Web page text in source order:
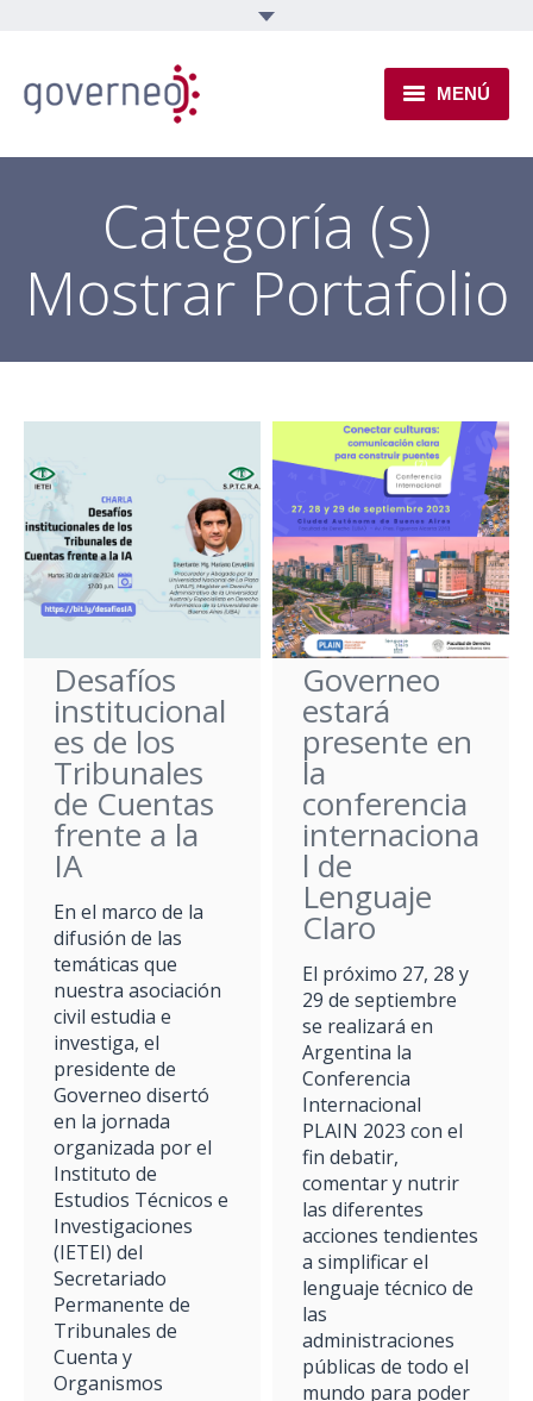
MENÚ
INSTITUCIONAL
EJES TEMÁTICOS
NOVEDADES
Categoría (s)
Mostrar Portafolio
Desafíos
institucional
es de los
Tribunales
de Cuentas
frente a la
IA
En el marco de la
difusión de las
temáticas que
nuestra asociación
civil estudia e
investiga, el
presidente de
Governeo disertó
en la jornada
organizada por el
Instituto de
Estudios Técnicos e
Investigaciones
(IETEI) del
Secretariado
Permanente de
Tribunales de
Cuenta y
Organismos
Governeo
estará
presente en
la
conferencia
internaciona
l de
Lenguaje
Claro
El próximo 27, 28 y
29 de septiembre
se realizará en
Argentina la
Conferencia
Internacional
PLAIN 2023 con el
fin debatir,
comentar y nutrir
las diferentes
acciones tendientes
a simplificar el
lenguaje técnico de
las
administraciones
públicas de todo el
mundo para poder